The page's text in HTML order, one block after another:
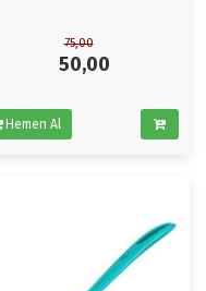
75,00
50,00
Hemen Al